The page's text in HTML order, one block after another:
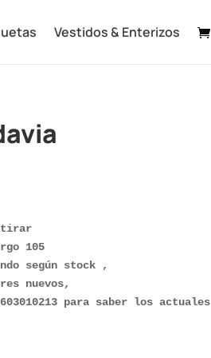
Vestidos & Enterizos
105
según stock ,
nuevos,
para saber los actuales